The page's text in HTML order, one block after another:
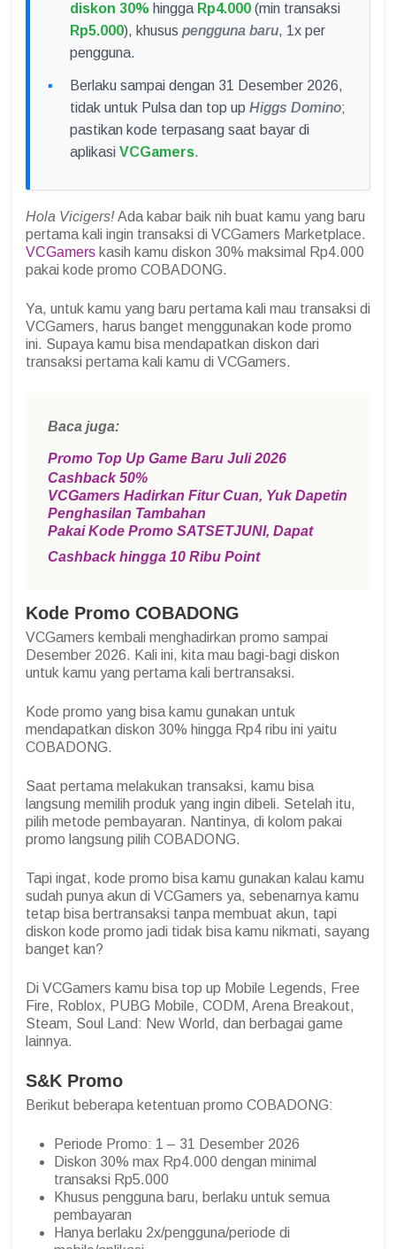
diskon 30% hingga Rp4.000 (min transaksi
Rp5.000), khusus pengguna baru, 1x per
pengguna.
Berlaku sampai dengan 31 Desember 2026,
tidak untuk Pulsa dan top up Higgs Domino;
pastikan kode terpasang saat bayar di
aplikasi VCGamers.
Hola Vicigers!Ada kabar baik nih buat kamu yang baru
pertama kali ingin transaksi di VCGamers Marketplace.
VCGamers kasih kamu diskon 30% maksimal Rp4.000
pakai kode promo COBADONG.
Ya, untuk kamu yang baru pertama kali mau transaksi di
VCGamers, harus banget menggunakan kode promo
ini. Supaya kamu bisa mendapatkan diskon dari
transaksi pertama kali kamu di VCGamers.
Baca juga:
Promo Top Up Game Baru Juli 2026
Cashback 50%
VCGamers Hadirkan Fitur Cuan, Yuk Dapetin
Penghasilan Tambahan
Pakai Kode Promo SATSETJUNI, Dapat
Cashback hingga 10 Ribu Point
Kode Promo COBADONG
VCGamers kembali menghadirkan promo sampai
Desember 2026. Kali ini, kita mau bagi-bagi diskon
untuk kamu yang pertama kali bertransaksi.
Kode promo yang bisa kamu gunakan untuk
mendapatkan diskon 30% hingga Rp4 ribu ini yaitu
COBADONG.
Saat pertama melakukan transaksi, kamu bisa
langsung memilih produk yang ingin dibeli. Setelah itu,
pilih metode pembayaran. Nantinya, di kolom pakai
promo langsung pilih COBADONG.
Tapi ingat, kode promo bisa kamu gunakan kalau kamu
sudah punya akun di VCGamers ya, sebenarnya kamu
tetap bisa bertransaksi tanpa membuat akun, tapi
diskon kode promo jadi tidak bisa kamu nikmati, sayang
banget kan?
Di VCGamers kamu bisa top up Mobile Legends, Free
Fire, Roblox, PUBG Mobile, CODM, Arena Breakout,
Steam, Soul Land: New World, dan berbagai game
lainnya.
S&K Promo
Berikut beberapa ketentuan promo COBADONG:
Periode Promo: 1 – 31 Desember 2026
Diskon 30% max Rp4.000 dengan minimal
transaksi Rp5.000
Khusus pengguna baru, berlaku untuk semua
pembayaran
Hanya berlaku 2x/pengguna/periode di